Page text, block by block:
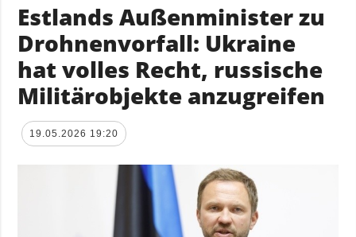
ALLE
RUBRIKEN
Krieg
Wiederaufbau
der Ukraine
Politik
Gesellschaft und
AGENTUR
Über uns
Kontakte
services
und zum Schutz
personenbezogener
Daten
Estlands Außenminister zu
Drohnenvorfall: Ukraine
hat volles Recht, russische
Militärobjekte anzugreifen
19.05.2026 19:20